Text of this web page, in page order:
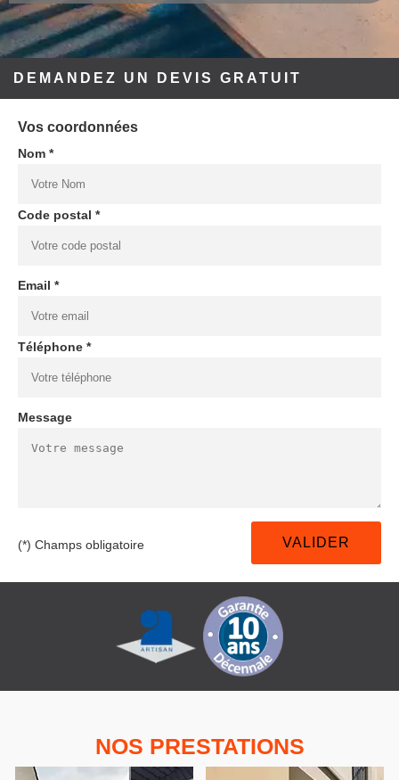
DEMANDEZ UN DEVIS GRATUIT
Vos coordonnées
Nom *
Code postal *
Email *
Téléphone *
Message
(*) Champs obligatoire
NOS PRESTATIONS